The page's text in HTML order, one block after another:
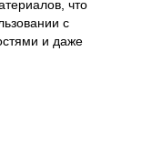
что
с
и даже